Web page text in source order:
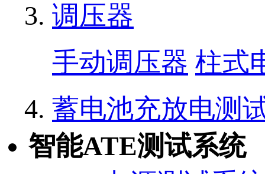
调压器
手动调压器 柱式
蓄电池充放电测
智能ATE测试系统